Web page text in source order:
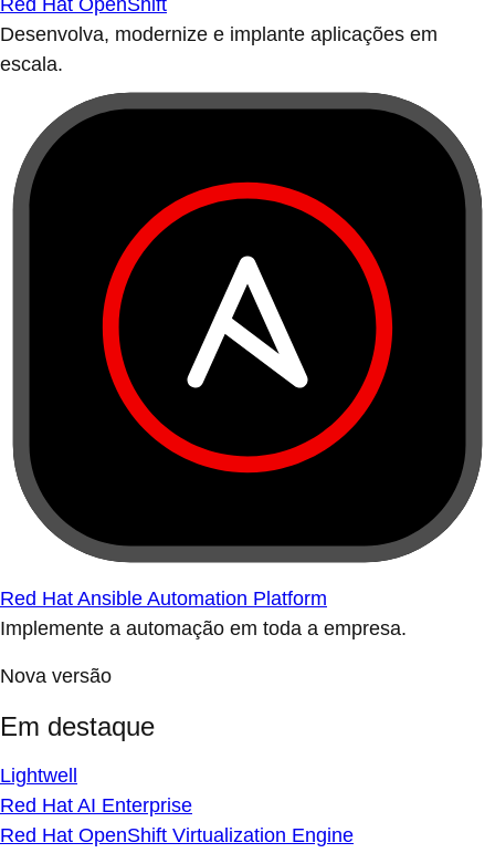
Red Hat OpenShift
Desenvolva, modernize e implante aplicações em
escala.
Red Hat Ansible Automation Platform
Implemente a automação em toda a empresa.
Nova versão
Em destaque
Lightwell
Red Hat AI Enterprise
Red Hat OpenShift Virtualization Engine